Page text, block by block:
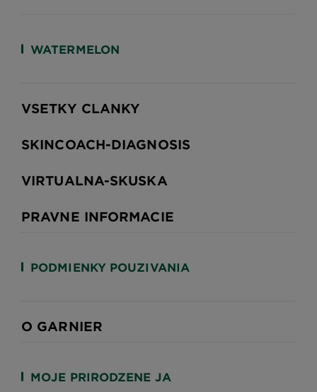
WATERMELON
VSETKY CLANKY
SKINCOACH-DIAGNOSIS
VIRTUALNA-SKUSKA
PRAVNE INFORMACIE
PODMIENKY POUZIVANIA
O GARNIER
MOJE PRIRODZENE JA